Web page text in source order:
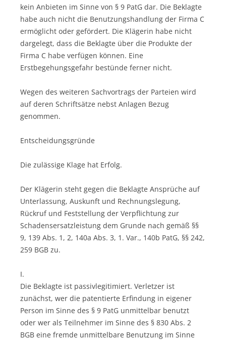
kein Anbieten im Sinne von § 9 PatG dar. Die Beklagte
habe auch nicht die Benutzungshandlung der Firma C
ermöglicht oder gefördert. Die Klägerin habe nicht
dargelegt, dass die Beklagte über die Produkte der
Firma C habe verfügen können. Eine
Erstbegehungsgefahr bestünde ferner nicht.
Wegen des weiteren Sachvortrags der Parteien wird
auf deren Schriftsätze nebst Anlagen Bezug
genommen.
Entscheidungsgründe
Die zulässige Klage hat Erfolg.
Der Klägerin steht gegen die Beklagte Ansprüche auf
Unterlassung, Auskunft und Rechnungslegung,
Rückruf und Feststellung der Verpflichtung zur
Schadensersatzleistung dem Grunde nach gemäß §§
9, 139 Abs. 1, 2, 140a Abs. 3, 1. Var., 140b PatG, §§ 242,
259 BGB zu.
I.
Die Beklagte ist passivlegitimiert. Verletzer ist
zunächst, wer die patentierte Erfindung in eigener
Person im Sinne des § 9 PatG unmittelbar benutzt
oder wer als Teilnehmer im Sinne des § 830 Abs. 2
BGB eine fremde unmittelbare Benutzung im Sinne